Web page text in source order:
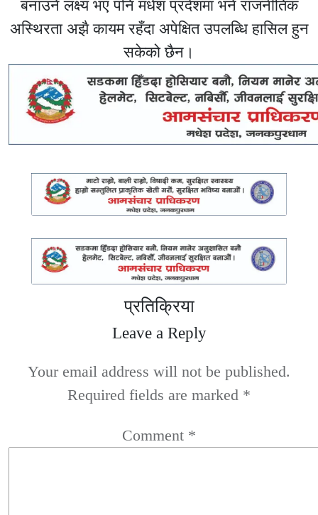
बनाउने लक्ष्य भए पनि मधेश प्रदेशमा भने राजनीतिक
अस्थिरता अझै कायम रहँदा अपेक्षित उपलब्धि हासिल हुन
सकेको छैन।
प्रतिक्रिया
Leave a Reply
Your email address will not be published.
Required fields are marked *
Comment *